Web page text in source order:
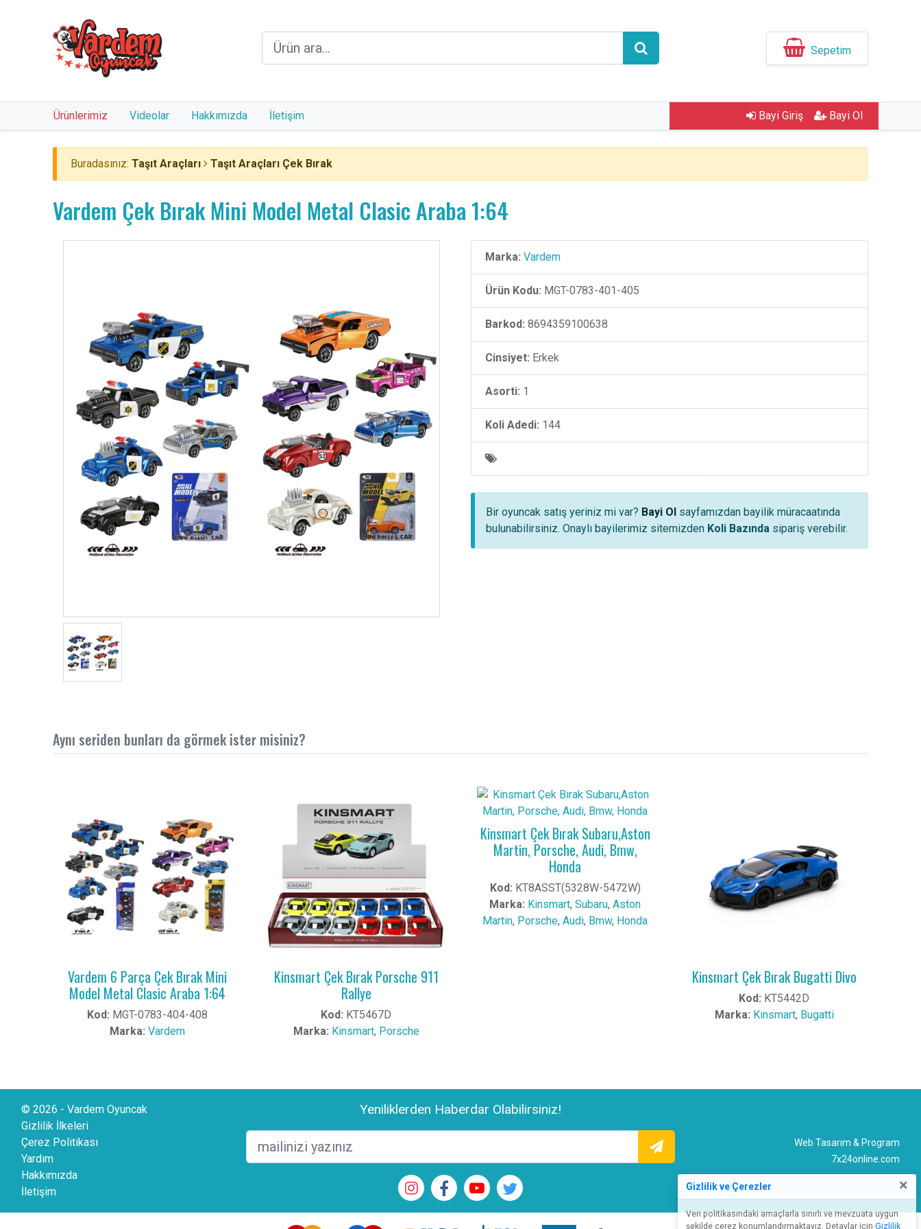
Sepetim
Ürünlerimiz Videolar Hakkımızda İletişim Bayi Giriş Bayi Ol
Buradasınız: Taşıt Araçları Taşıt Araçları Çek Bırak
Vardem Çek Bırak Mini Model Metal Clasic Araba 1:64
Marka: Vardem
Ürün Kodu: MGT-0783-401-405
Barkod: 8694359100638
Cinsiyet: Erkek
Asorti: 1
Koli Adedi: 144
Bir oyuncak satış yeriniz mi var? Bayi Ol sayfamızdan bayilik müracaatında
bulunabilirsiniz. Onaylı bayilerimiz sitemizden Koli Bazında sipariş verebilir.
Aynı seriden bunları da görmek ister misiniz?
Vardem 6 Parça Çek Bırak Mini
Model Metal Clasic Araba 1:64
Kod: MGT-0783-404-408
Marka: Vardem
Kinsmart Çek Bırak Porsche 911
Rallye
Kod: KT5467D
Marka: Kinsmart, Porsche
Kinsmart Çek Bırak Subaru,Aston
Martin, Porsche, Audi, Bmw,
Honda
Kod: KT8ASST(5328W-5472W)
Marka: Kinsmart, Subaru, Aston
Martin, Porsche, Audi, Bmw, Honda
Kinsmart Çek Bırak Bugatti Divo
Kod: KT5442D
Marka: Kinsmart, Bugatti
© 2026 - Vardem Oyuncak
Gizlilik İlkeleri
Çerez Politikası
Yardım
Hakkımızda
İletişim
Yeniliklerden Haberdar Olabilirsiniz!
Web Tasarım & Program
7x24online.com
Gizlilik ve Çerezler ×
Veri politikasındaki amaçlarla sınırlı ve mevzuata uygun
şekilde çerez konumlandırmaktayız. Detaylar için Gizlilik